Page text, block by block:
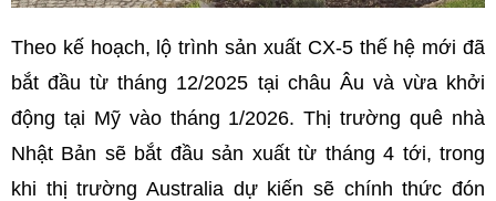
Theo kế hoạch, lộ trình sản xuất CX-5 thế hệ mới đã
bắt đầu từ tháng 12/2025 tại châu Âu và vừa khởi
động tại Mỹ vào tháng 1/2026. Thị trường quê nhà
Nhật Bản sẽ bắt đầu sản xuất từ tháng 4 tới, trong
khi thị trường Australia dự kiến sẽ chính thức đón